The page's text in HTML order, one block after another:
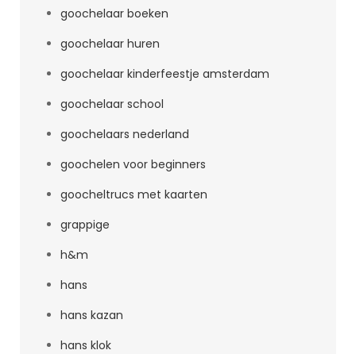
goochelaar boeken
goochelaar huren
goochelaar kinderfeestje amsterdam
goochelaar school
goochelaars nederland
goochelen voor beginners
goocheltrucs met kaarten
grappige
h&m
hans
hans kazan
hans klok